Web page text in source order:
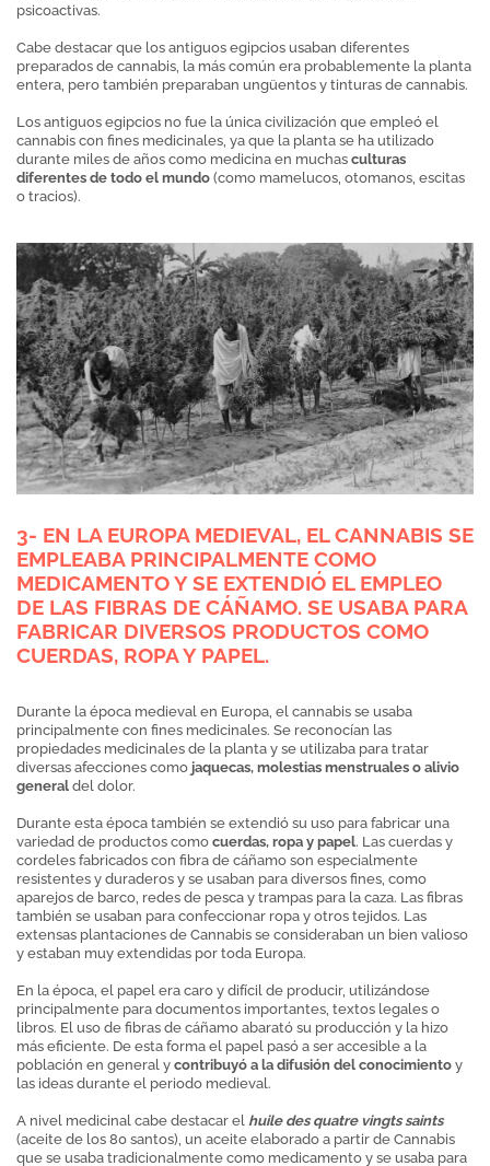
psicoactivas.
Cabe destacar que los antiguos egipcios usaban diferentes
preparados de cannabis, la más común era probablemente la planta
entera, pero también preparaban ungüentos y tinturas de cannabis.
Los antiguos egipcios no fue la única civilización que empleó el
cannabis con fines medicinales, ya que la planta se ha utilizado
durante miles de años como medicina en muchas culturas
diferentes de todo el mundo (como mamelucos, otomanos, escitas
o tracios).
3- EN LA EUROPA MEDIEVAL, EL CANNABIS SE
EMPLEABA PRINCIPALMENTE COMO
MEDICAMENTO Y SE EXTENDIÓ EL EMPLEO
DE LAS FIBRAS DE CÁÑAMO. SE USABA PARA
FABRICAR DIVERSOS PRODUCTOS COMO
CUERDAS, ROPA Y PAPEL.
Durante la época medieval en Europa, el cannabis se usaba
principalmente con fines medicinales. Se reconocían las
propiedades medicinales de la planta y se utilizaba para tratar
diversas afecciones como jaquecas, molestias menstruales o alivio
general del dolor.
Durante esta época también se extendió su uso para fabricar una
variedad de productos como cuerdas, ropa y papel. Las cuerdas y
cordeles fabricados con fibra de cáñamo son especialmente
resistentes y duraderos y se usaban para diversos fines, como
aparejos de barco, redes de pesca y trampas para la caza. Las fibras
también se usaban para confeccionar ropa y otros tejidos. Las
extensas plantaciones de Cannabis se consideraban un bien valioso
y estaban muy extendidas por toda Europa.
En la época, el papel era caro y difícil de producir, utilizándose
principalmente para documentos importantes, textos legales o
libros. El uso de fibras de cáñamo abarató su producción y la hizo
más eficiente. De esta forma el papel pasó a ser accesible a la
población en general y contribuyó a la difusión del conocimiento y
las ideas durante el periodo medieval.
A nivel medicinal cabe destacar el huile des quatre vingts saints
(aceite de los 80 santos), un aceite elaborado a partir de Cannabis
que se usaba tradicionalmente como medicamento y se usaba para